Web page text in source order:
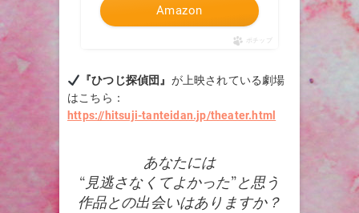
Amazon
ポチップ
『ひつじ探偵団』 が上映されている劇場
はこちら：
https://hitsuji-tanteidan.jp/theater.html
あなたには
“見逃さなくてよかった”と思う
作品との出会いはありますか？